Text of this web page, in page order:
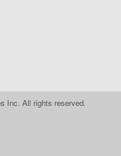
Inc. All rights reserved.